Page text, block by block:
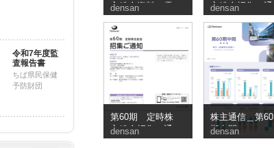
令和7年度監
査報告書
ちば県民保健
予防財団
主総会資料（電
子提供措置事項
のうち交付書面
省略事項）
densan
主総会招集ご通
知
densan
第60期 定時株
主総会招集ご通
知
densan
株主通信＿第60
期中間
densan